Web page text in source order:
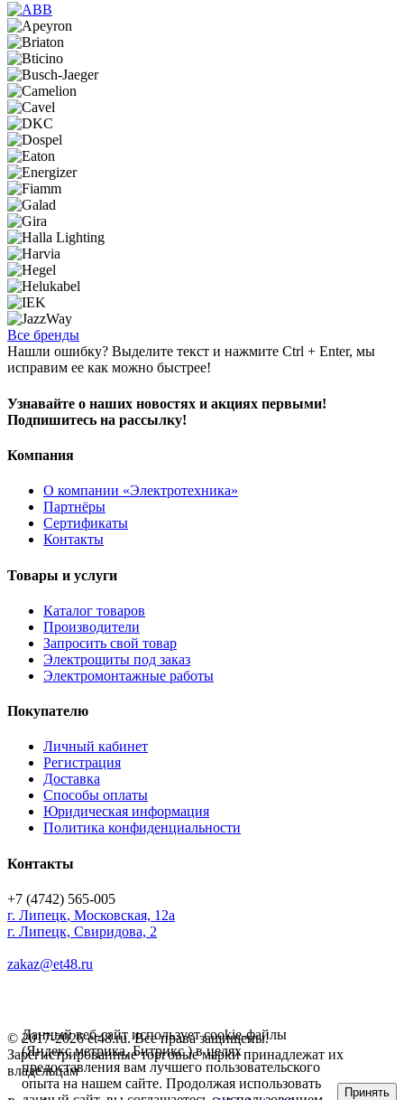
Все бренды
Нашли ошибку? Выделите текст и нажмите Ctrl + Enter, мы
исправим ее как можно быстрее!
Узнавайте о наших новостях и акциях первыми!
Подпишитесь на рассылку!
Компания
О компании «Электротехника»
Партнёры
Сертификаты
Контакты
Товары и услуги
Каталог товаров
Производители
Запросить свой товар
Электрощиты под заказ
Электромонтажные работы
Покупателю
Личный кабинет
Регистрация
Доставка
Способы оплаты
Юридическая информация
Политика конфиденциальности
Контакты
+7 (4742) 565-005
г. Липецк, Московская, 12а
г. Липецк, Свиридова, 2
zakaz@et48.ru
© 2017-2026 et48.ru. Все права защищены.
Зарегистрированные торговые марки принадлежат их
владельцам
Данный веб-сайт использует cookie-файлы
(Яндекс метрика, Битрикс ) в целях
предоставления вам лучшего пользовательского
опыта на нашем сайте. Продолжая использовать
Принять